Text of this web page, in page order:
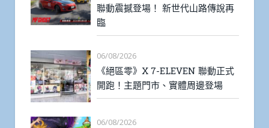
聯動震撼登場！ 新世代山路傳說再
臨
06/08/2026
《絕區零》X 7-ELEVEN 聯動正式
開跑！主題門市、實體周邊登場
06/08/2026